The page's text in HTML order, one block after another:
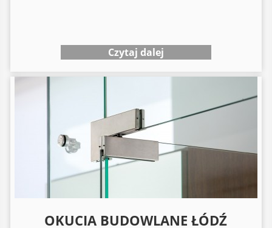
Czytaj dalej
OKUCIA BUDOWLANE ŁÓDŹ